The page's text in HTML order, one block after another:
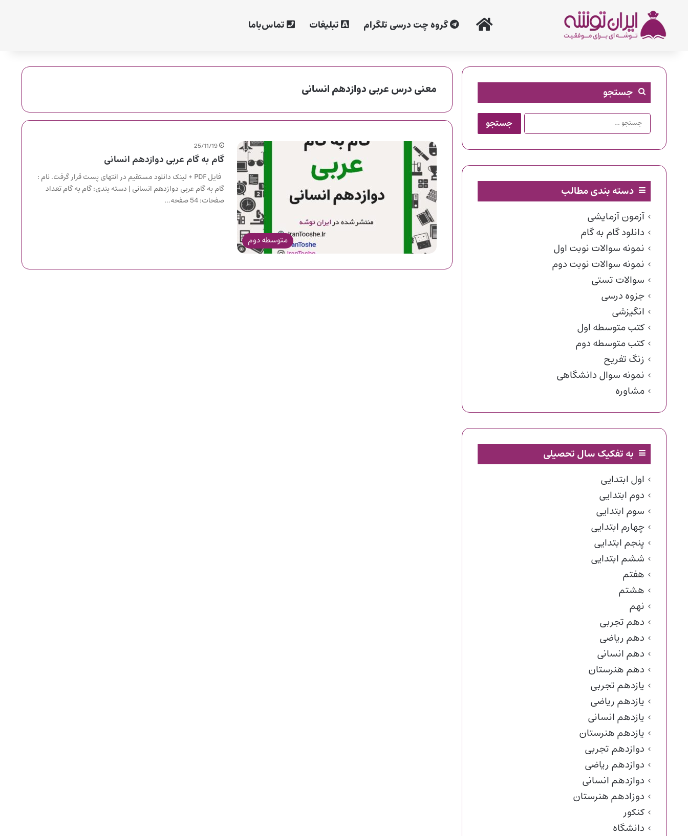
خانه گروه چت درسی تلگرام تبلیغات تماس‌با‌ما
معنی درس عربی دوازدهم انسانی
متوسطه دوم
25/11/19
گام به گام عربی دوازدهم انسانی
فایل PDF + لینک دانلود مستقیم در انتهای پست قرار گرفت. نام :
گام به گام عربی دوازدهم انسانی | دسته بندی: گام به گام تعداد
صفحات: 54 صفحه…
جستجو
جستجو
برای:
دسته بندی مطالب
آزمون آزمایشی
دانلود گام به گام
نمونه سوالات نوبت اول
نمونه سوالات نوبت دوم
سوالات تستی
جزوه درسی
انگیزشی
کتب متوسطه اول
کتب متوسطه دوم
زنگ تفریح
نمونه سوال دانشگاهی
مشاوره
به تفکیک سال تحصیلی
اول ابتدایی
دوم ابتدایی
سوم ابتدایی
چهارم ابتدایی
پنجم ابتدایی
ششم ابتدایی
هفتم
هشتم
نهم
دهم تجربی
دهم ریاضی
دهم انسانی
دهم هنرستان
یازدهم تجربی
یازدهم ریاضی
یازدهم انسانی
یازدهم هنرستان
دوازدهم تجربی
دوازدهم ریاضی
دوازدهم انسانی
دوزادهم هنرستان
کنکور
دانشگاه